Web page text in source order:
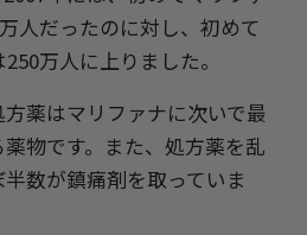
人だったのに対し、初めて
万人に上りました。
薬はマリファナに次いで最
物です。また、処方薬を乱
数が鎮痛剤を取っていま